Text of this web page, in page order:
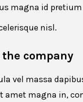
magna id
nisl.
company
vel massa
amet magna in,